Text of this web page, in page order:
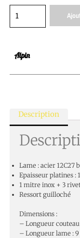
Alpin
Description
Lame : acier 12C27
Epaisseur platines :
1 mitre inox + 3
Ressort guilloché
Dimensions :
– Longueur
– Longueur lame :